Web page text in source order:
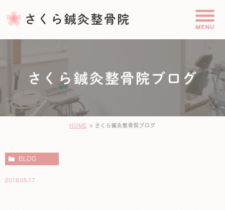
さくら鍼灸整骨院ブログ
HOME さくら鍼灸整骨院ブログ
BLOG
2018.05.17